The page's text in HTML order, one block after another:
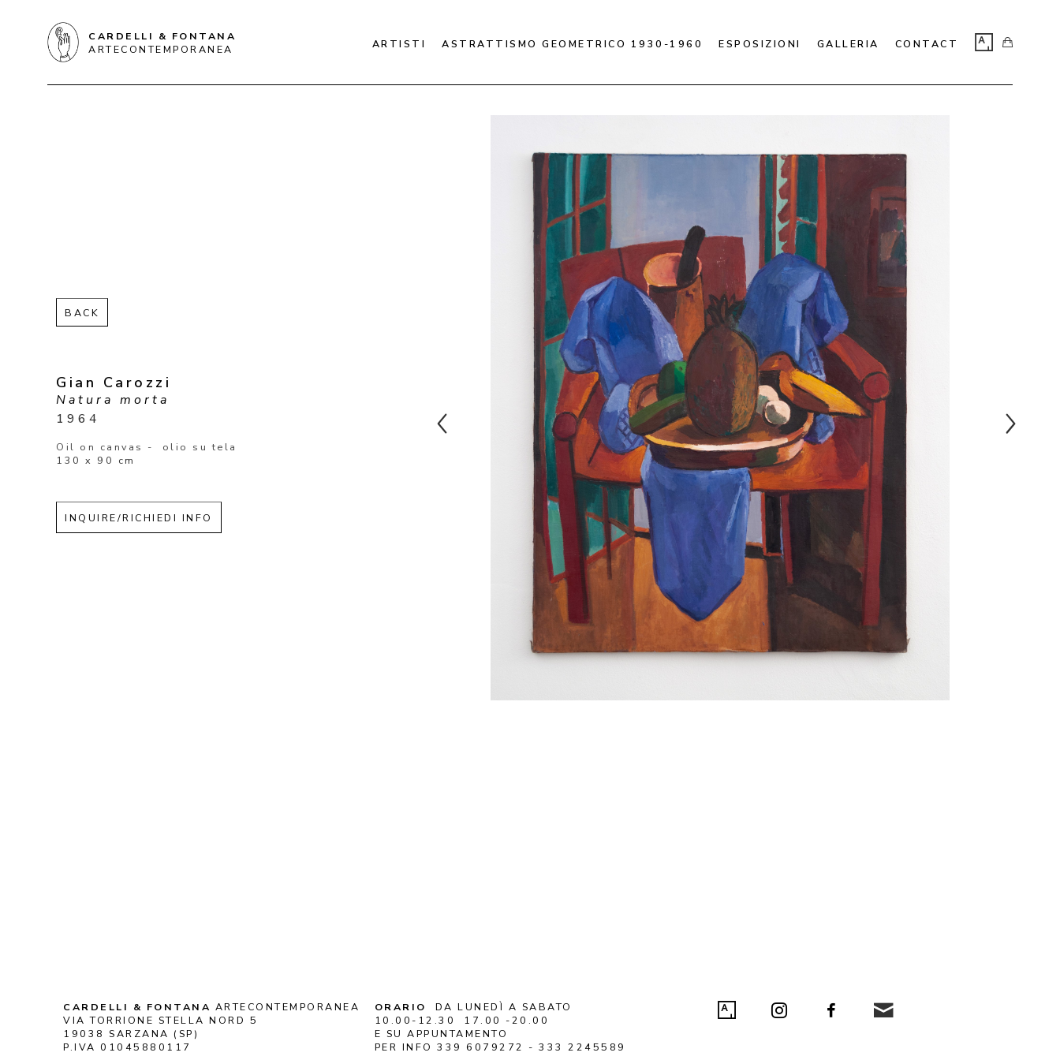
CARDELLI & FONTANA
ARTECONTEMPORANEA
ARTISTI ASTRATTISMO GEOMETRICO 1930-1960 ESPOSIZIONI GALLERIA CONTACT
BACK
Gian Carozzi
Natura morta
1964
Oil on canvas -  olio su tela
130 x 90 cm
INQUIRE/RICHIEDI INFO
CARDELLI & FONTANA ARTECONTEMPORANEA
VIA TORRIONE STELLA NORD 5
19038 SARZANA (SP)
P.IVA 01045880117
ORARIO
DA LUNEDÌ A SABATO
10.00-12.30 17.00 -20.00
E SU APPUNTAMENTO
PER INFO 339 6079272 - 333 2245589